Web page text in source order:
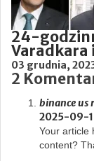
24-
Varadkara
03 grudnia,
2
binance us
2025-09-
Your article
content?